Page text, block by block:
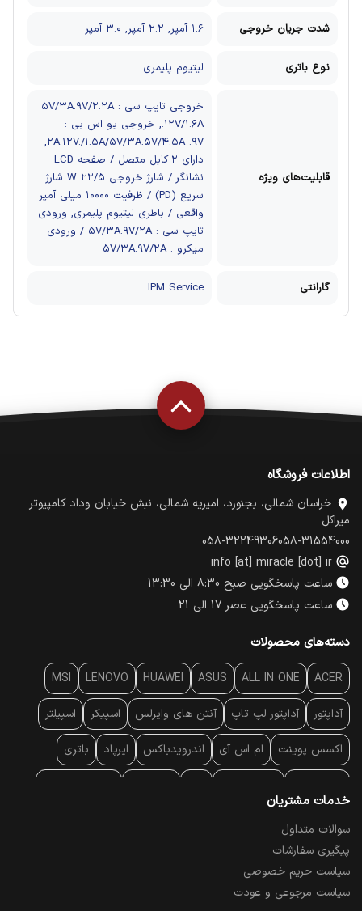
شدت جریان خروجی ۱.۶ آمپر, ۲.۲ آمپر, ۳.۰ آمپر
نوع باتری لیتیوم پلیمری
قابلیت‌های ویژه
خروجی تایپ سی : ۵V/۳A.۹V/۲.۲A
.۱۲V/۱.۶A, خروجی یو اس بی :
۲A.۱۲V./۱.۵A/۵V/۳A.۵V/۴.۵A .۹V,
دارای ۲ کابل متصل / صفحه LCD
نشانگر / شارژ خروجی ۲۲/۵ W شارژ
سریع (PD) / ظرفیت ۱۰۰۰۰ میلی آمپر
واقعی / باطری لیتیوم پلیمری, ورودی
تایپ سی : ۵V/۳A.۹V/۲A / ورودی
میکرو : ۵V/۳A.۹V/۲A
گارانتی IPM Service
اطلاعات فروشگاه
خراسان شمالی، بجنورد، امیریه شمالی، نبش خیابان وداد کامپیوتر
میراکل
058-31554000
058-32249306
info [at] miracle [dot] ir
ساعت پاسخگویی صبح 8:30 الی 13:30
ساعت پاسخگویی عصر 17 الی 21
دسته‌های محصولات
ACER
ALL IN ONE
ASUS
HUAWEI
LENOVO
MSI
آداپتور آداپتور لپ تاپ آنتن‌ های وایرلس اسپیکر اسپیلتر
اکسس پوینت ام اس آی اندرویدباکس ایرپاد باتری
پایه سقفی
پرده نمایش
تبلت و موبایل تجهیزات پسیو شبکه
خدمات مشتریان
سوالات متداول
پیگیری سفارشات
سیاست حریم خصوصی
سیاست مرجوعی و عودت